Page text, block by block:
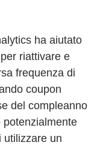
ha aiutato
riattivare e
frequenza di
coupon
del compleanno
potenzialmente
utilizzare un